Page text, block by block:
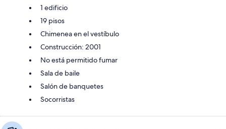
1 edificio
19 pisos
Chimenea en el vestíbulo
Construcción: 2001
No está permitido fumar
Sala de baile
Salón de banquetes
Socorristas